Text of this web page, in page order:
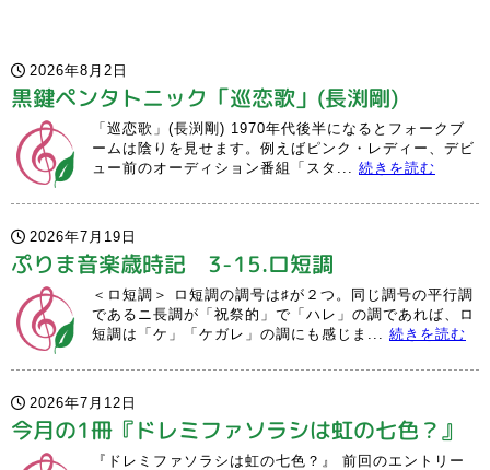
2026年8月2日
黒鍵ペンタトニック「巡恋歌」(長渕剛)
「巡恋歌」(長渕剛) 1970年代後半になるとフォークブ
ームは陰りを見せます。例えばピンク・レディー、デビ
ュー前のオーディション番組「スタ... 続きを読む
2026年7月19日
ぷりま音楽歳時記 3-15.ロ短調
＜ロ短調＞ ロ短調の調号は♯が２つ。同じ調号の平行調
であるニ長調が「祝祭的」で「ハレ」の調であれば、ロ
短調は「ケ」「ケガレ」の調にも感じま... 続きを読む
2026年7月12日
今月の1冊『ドレミファソラシは虹の七色？』
『ドレミファソラシは虹の七色？』 前回のエントリー